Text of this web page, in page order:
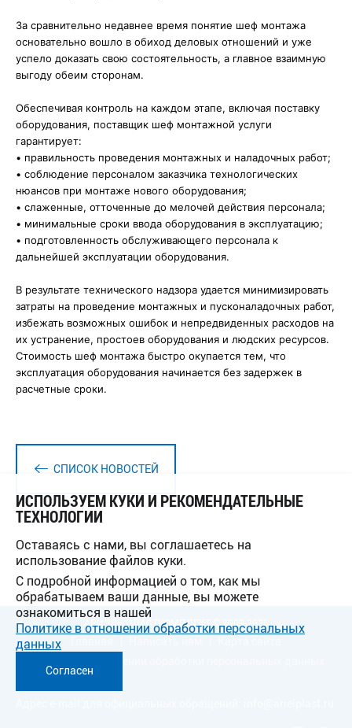
За сравнительно недавнее время понятие шеф монтажа
основательно вошло в обиход деловых отношений и уже
успело доказать свою состоятельность, а главное взаимную
выгоду обеим сторонам.
Обеспечивая контроль на каждом этапе, включая поставку
оборудования, поставщик шеф монтажной услуги
гарантирует:
• правильность проведения монтажных и наладочных работ;
• соблюдение персоналом заказчика технологических
нюансов при монтаже нового оборудования;
• слаженные, отточенные до мелочей действия персонала;
• минимальные сроки ввода оборудования в эксплуатацию;
• подготовленность обслуживающего персонала к
дальнейшей эксплуатации оборудования.
В результате технического надзора удается минимизировать
затраты на проведение монтажных и пусконаладочных работ,
избежать возможных ошибок и непредвиденных расходов на
их устранение, простоев оборудования и людских ресурсов.
Стоимость шеф монтажа быстро окупается тем, что
эксплуатация оборудования начинается без задержек в
расчетные сроки.
СПИСОК НОВОСТЕЙ
ИСПОЛЬЗУЕМ КУКИ И РЕКОМЕНДАТЕЛЬНЫЕ
ТЕХНОЛОГИИ
Оставаясь с нами, вы соглашаетесь на
использование файлов куки.
С подробной информацией о том, как мы
обрабатываем ваши данные, вы можете
ознакомиться в нашей
Политике в отношении обработки персональных
данных
Согласен
АРИЭЛЬ ПЛАСТКОМПЛЕКТ © 2009-2026